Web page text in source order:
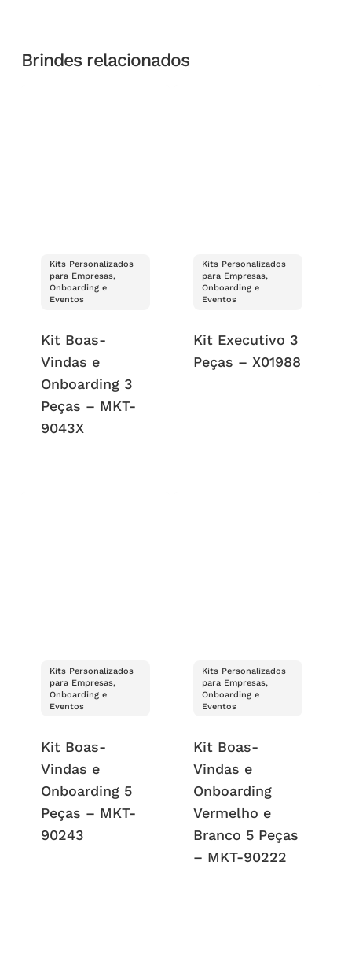
Brindes relacionados
Kits Personalizados
para Empresas,
Onboarding e
Eventos
Kit Boas-
Vindas e
Onboarding 3
Peças – MKT-
9043X
Kits Personalizados
para Empresas,
Onboarding e
Eventos
Kit Executivo 3
Peças – X01988
Kits Personalizados
para Empresas,
Onboarding e
Eventos
Kit Boas-
Vindas e
Onboarding 5
Peças – MKT-
90243
Kits Personalizados
para Empresas,
Onboarding e
Eventos
Kit Boas-
Vindas e
Onboarding
Vermelho e
Branco 5 Peças
– MKT-90222